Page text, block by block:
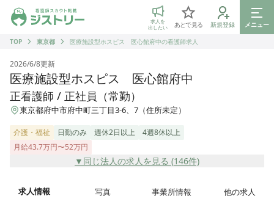
ジストリー 看護師の転職マッチング
求人を
出したい
あとで見る 新規登録
メニュー
TOP
東京都 医療施設型ホスピス 医心館府中の看護師求人
2026/6/8更新
医療施設型ホスピス 医心館府中
正看護師 / 正社員（常勤）
東京都府中市府中町三丁目3-6、7（住所未定）
介護・福祉 日勤のみ 週休2日以上
4週8休以上
月給43.7万円〜52万円
▼同じ法人の求人を見る (146件)
求人情報 写真 事業所情報 他の求人